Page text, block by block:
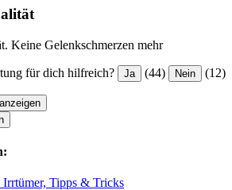
Keine Gelenkschmerzen mehr
für dich hilfreich? Ja (44) Nein (12)
Irrtümer, Tipps & Tricks